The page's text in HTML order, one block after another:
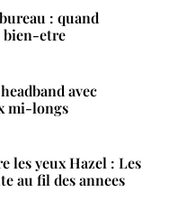
: quand
bien-etre
avec
mi-longs
les yeux Hazel : Les
au fil des annees